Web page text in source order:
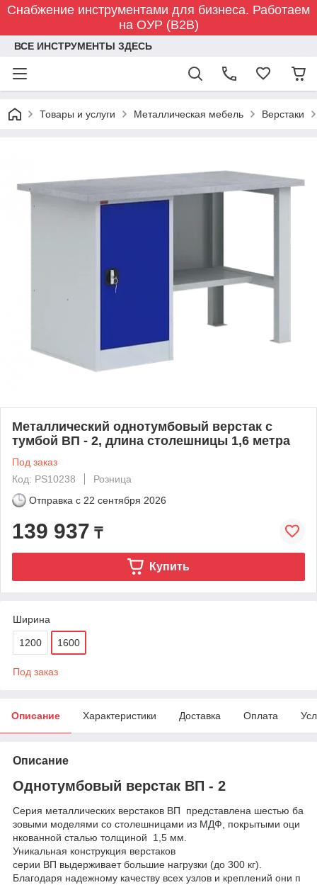
Снабжение инструментами для бизнеса. Работаем
на ОУР (B2B)
ВСЕ ИНСТРУМЕНТЫ ЗДЕСЬ
Товары и услуги Металлическая мебель Верстаки
Металлический однотумбовый верстак с
тумбой ВП - 2, длина столешницы 1,6 метра
Под заказ
Код: PS10238
Розница
Отправка с 22 сентября 2026
139 937 ₸
Купить
Ширина
1200 1600
Под заказ
Описание Характеристики Доставка Оплата
Описание
Однотумбовый верстак ВП - 2
Серия металлических верстаков ВП представлена шестью ба
зовыми моделями со столешницами из МДФ, покрытыми оци
нкованной сталью толщиной 1,5 мм.
Уникальная конструкция верстаков
серии ВП выдерживает большие нагрузки (до 300 кг).
Благодаря надежному качеству всех узлов и креплений они п